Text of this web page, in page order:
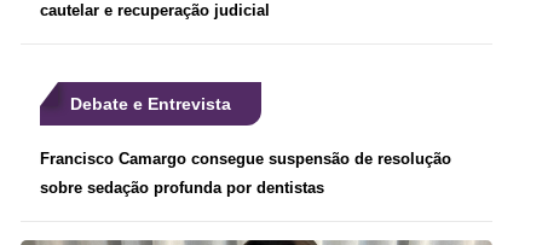
cautelar e recuperação judicial
Debate e Entrevista
Francisco Camargo consegue suspensão de resolução
sobre sedação profunda por dentistas